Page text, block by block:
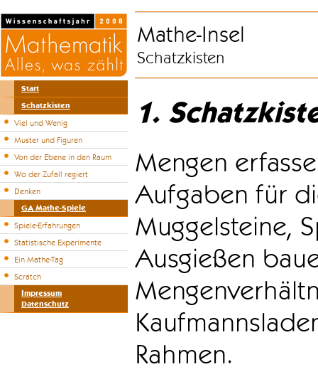
Start
Schatzkisten
Viel und Wenig
Muster und Figuren
Von der Ebene in den Raum
Wo der Zufall regiert
Denken
GA Mathe-Spiele
Spiele-Erfahrungen
Statistische Experimente
Ein Mathe-Tag
Scratch
Impressum
Datenschutz
Mathe-Insel
Schatzkisten
1.
Mengen
Aufgaben für
Muggelsteine,
Ausgießen
Rahmen.